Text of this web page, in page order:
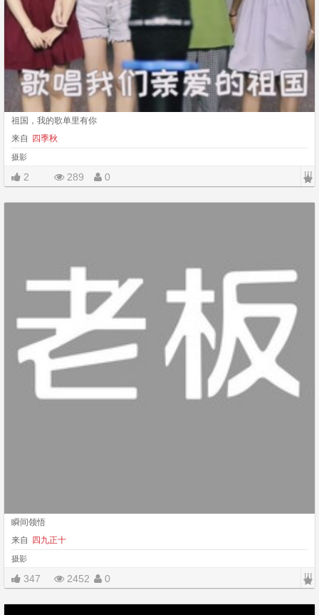
祖国，我的歌单里有你
来自
四季秋
摄影
2 289 0 |||
瞬间领悟
来自
四九正十
摄影
347 2452 0 |||